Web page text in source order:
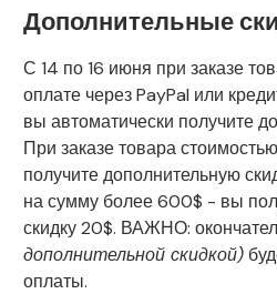
Дополнительные
С 14 по 16 июня при заказе
оплате через PayPal или
вы автоматически получите
При заказе товара
получите дополнительную
на сумму более 600$ - вы
скидку 20$. ВАЖНО:
дополнительной скидкой)
оплаты.